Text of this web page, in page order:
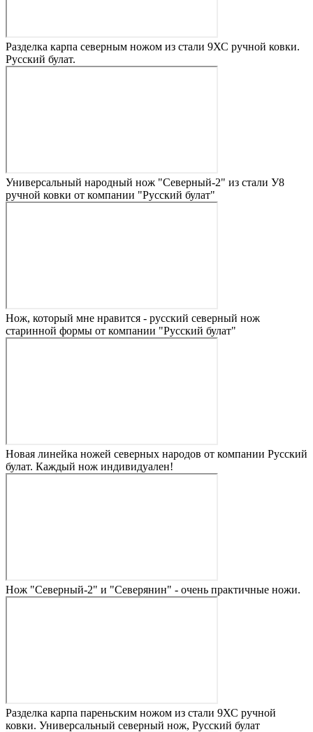
Разделка карпа северным ножом из стали 9ХС ручной ковки.
Русский булат.
Универсальный народный нож "Северный-2" из стали У8
ручной ковки от компании "Русский булат"
Нож, который мне нравится - русский северный нож
старинной формы от компании "Русский булат"
Новая линейка ножей северных народов от компании Русский
булат. Каждый нож индивидуален!
Нож "Северный-2" и "Северянин" - очень практичные ножи.
Разделка карпа пареньским ножом из стали 9ХС ручной
ковки. Универсальный северный нож, Русский булат